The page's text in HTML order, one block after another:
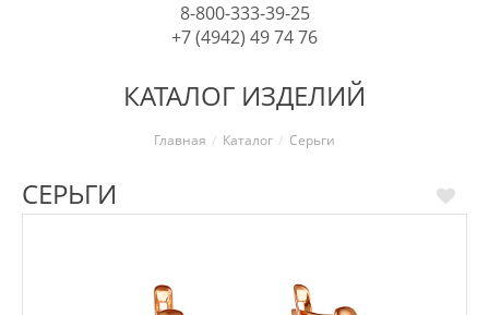
8-800-333-39-25
+7 (4942) 49 74 76
КАТАЛОГ ИЗДЕЛИЙ
Главная Каталог Серьги
СЕРЬГИ